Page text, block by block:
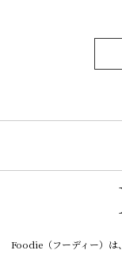
Foodie（フーディー）は